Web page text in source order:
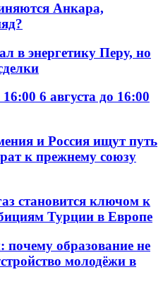
Анкара,
в энергетику Перу, но
6 августа до 16:00
и Россия ищут путь
к прежнему союзу
становится ключом к
Турции в Европе
почему образование не
молодёжи в